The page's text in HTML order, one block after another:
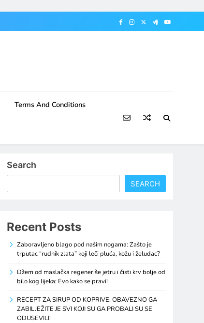
Terms And Conditions
Search
SEARCH
Recent Posts
Zaboravljeno blago pod našim nogama: Zašto je
trputac “rudnik zlata” koji leči pluća, kožu i želudac?
Džem od maslačka regeneriše jetru i čisti krv bolje od
bilo kog lijeka: Evo kako se pravi!
RECEPT ZA SIRUP OD KOPRIVE: OBAVEZNO GA
ZABILJEŽITE JE SVI KOJI SU GA PROBALI SU SE
ODUSEVILI!